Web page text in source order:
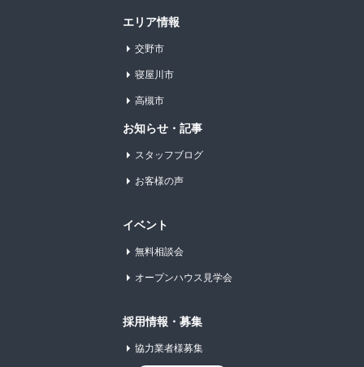
エリア情報
交野市
寝屋川市
高槻市
お知らせ・記事
スタッフブログ
お客様の声
イベント
無料相談会
オープンハウス見学会
採用情報・募集
協力業者様募集